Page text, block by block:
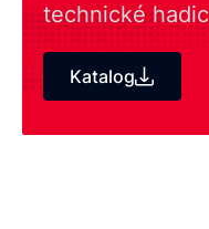
technické
Katalog